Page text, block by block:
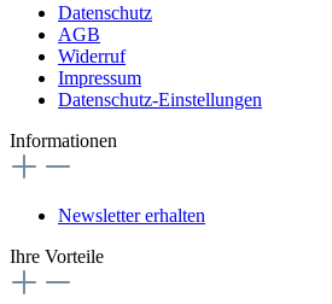
Datenschutz
AGB
Widerruf
Impressum
Datenschutz-Einstellungen
Informationen
Newsletter erhalten
Ihre Vorteile